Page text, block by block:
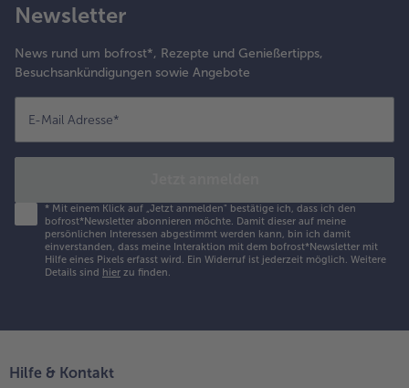
Newsletter
News rund um bofrost*, Rezepte und Genießertipps,
Besuchsankündigungen sowie Angebote
E-Mail Adresse*
* Mit einem Klick auf „Jetzt anmelden" bestätige ich, dass ich den
bofrost*Newsletter abonnieren möchte. Damit dieser auf meine
persönlichen Interessen abgestimmt werden kann, bin ich damit
einverstanden, dass meine Interaktion mit dem bofrost*Newsletter mit
Hilfe eines Pixels erfasst wird. Ein Widerruf ist jederzeit möglich. Weitere
Details sind hier zu finden.
Hilfe & Kontakt